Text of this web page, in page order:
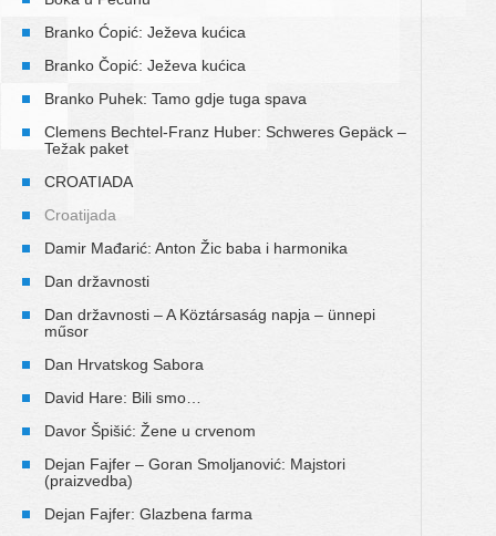
Branko Ćopić: Ježeva kućica
Branko Čopić: Ježeva kućica
Branko Puhek: Tamo gdje tuga spava
Clemens Bechtel-Franz Huber: Schweres Gepäck –
Težak paket
CROATIADA
Croatijada
Damir Mađarić: Anton Žic baba i harmonika
Dan državnosti
Dan državnosti – A Köztársaság napja – ünnepi
műsor
Dan Hrvatskog Sabora
David Hare: Bili smo…
Davor Špišić: Žene u crvenom
Dejan Fajfer – Goran Smoljanović: Majstori
(praizvedba)
Dejan Fajfer: Glazbena farma